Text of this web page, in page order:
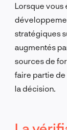
Lorsque vous
stratégiques
augmentés
sources de
faire partie
la décision.